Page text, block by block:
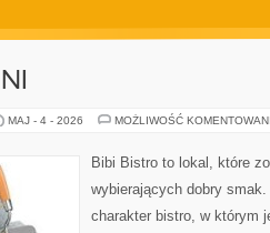
MAJ - 4 - 2026 MOŻLIWOŚĆ
Bibi Bistro to lokal, które
wybierających dobry
charakter bistro, w którym